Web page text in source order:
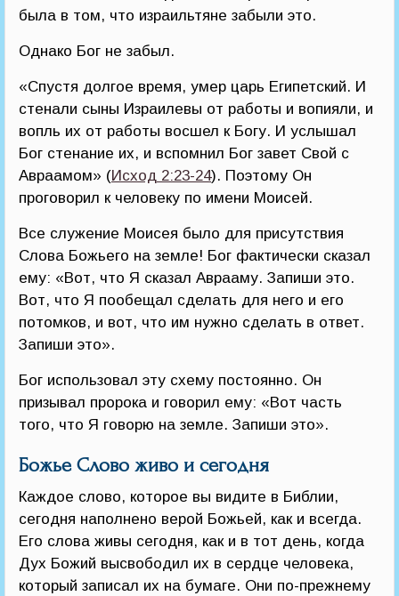
была в том, что израильтяне забыли это.
Однако Бог не забыл.
«Спустя долгое время, умер царь Египетский. И
стенали сыны Израилевы от работы и вопияли, и
вопль их от работы восшел к Богу. И услышал
Бог стенание их, и вспомнил Бог завет Свой с
Авраамом» (Исход 2:23-24). Поэтому Он
проговорил к человеку по имени Моисей.
Все служение Моисея было для присутствия
Слова Божьего на земле! Бог фактически сказал
ему: «Вот, что Я сказал Аврааму. Запиши это.
Вот, что Я пообещал сделать для него и его
потомков, и вот, что им нужно сделать в ответ.
Запиши это».
Бог использовал эту схему постоянно. Он
призывал пророка и говорил ему: «Вот часть
того, что Я говорю на земле. Запиши это».
Божье Слово живо и сегодня
Каждое слово, которое вы видите в Библии,
сегодня наполнено верой Божьей, как и всегда.
Его слова живы сегодня, как и в тот день, когда
Дух Божий высвободил их в сердце человека,
который записал их на бумаге. Они по-прежнему